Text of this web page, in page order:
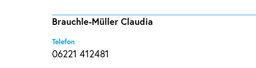
Brauchle-Müller Claudia
Telefon
06221 412481